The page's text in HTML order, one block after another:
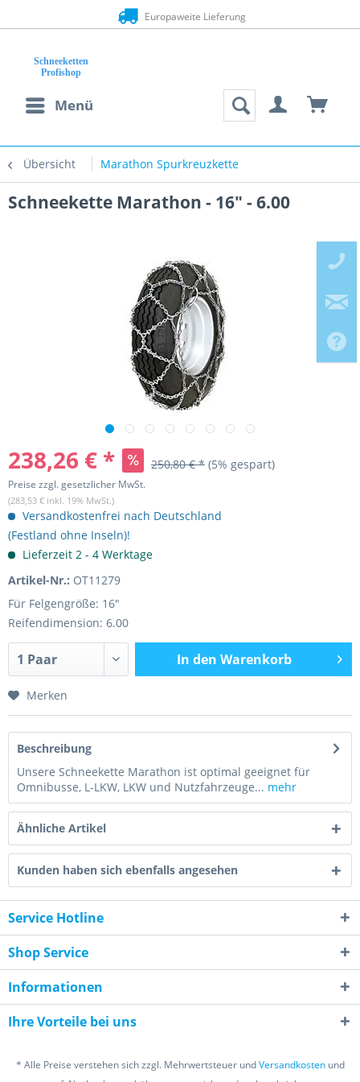
Europaweite Lieferung
Menü
Übersicht Marathon Spurkreuzkette
Schneekette Marathon - 16" - 6.00
238,26 € * 250,80 € * (5% gespart)
Preise zzgl. gesetzlicher MwSt.
(283,53 € inkl. 19% MwSt.)
Versandkostenfrei nach Deutschland
(Festland ohne Inseln)!
Lieferzeit 2 - 4 Werktage
Artikel-Nr.: OT11279
Für Felgengröße: 16"
Reifendimension: 6.00
In den Warenkorb
Merken
Beschreibung
Unsere Schneekette Marathon ist optimal geeignet für
Omnibusse, L-LKW, LKW und Nutzfahrzeuge... mehr
Ähnliche Artikel
Kunden haben sich ebenfalls angesehen
Service Hotline
Shop Service
Informationen
Ihre Vorteile bei uns
* Alle Preise verstehen sich zzgl. Mehrwertsteuer undVersandkostenund